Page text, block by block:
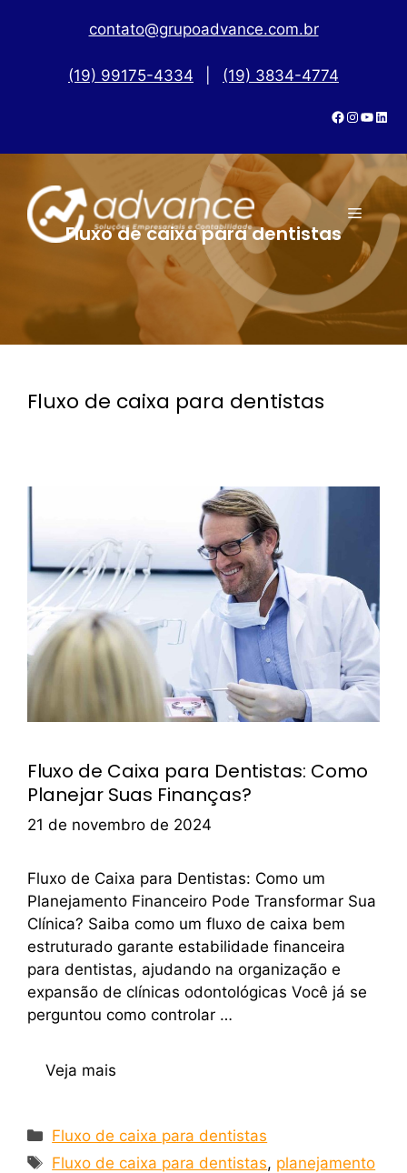
contato@grupoadvance.com.br
(19) 99175-4334 (19) 3834-4774
Fluxo de caixa para dentistas
Fluxo de caixa para dentistas
Fluxo de Caixa para Dentistas: Como
Planejar Suas Finanças?
21 de novembro de 2024
Fluxo de Caixa para Dentistas: Como um
Planejamento Financeiro Pode Transformar Sua
Clínica? Saiba como um fluxo de caixa bem
estruturado garante estabilidade financeira
para dentistas, ajudando na organização e
expansão de clínicas odontológicas Você já se
perguntou como controlar …
Veja mais
Fluxo de caixa para dentistas
Fluxo de caixa para dentistas, planejamento